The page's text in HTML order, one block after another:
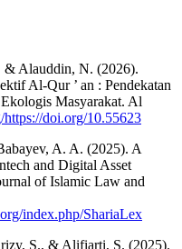
& Alauddin, N. (2026).
Al-Qur ’ an : Pendekatan
Masyarakat. Al
https://doi.org/10.55623
A. A. (2025). A
and Digital Asset
of Islamic Law and
index.php/ShariaLex
S., & Alifiarti, S. (2025).